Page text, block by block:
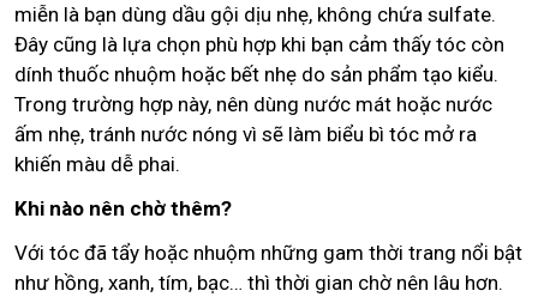
miễn là bạn dùng dầu gội dịu nhẹ, không chứa sulfate.
Đây cũng là lựa chọn phù hợp khi bạn cảm thấy tóc còn
dính thuốc nhuộm hoặc bết nhẹ do sản phẩm tạo kiểu.
Trong trường hợp này, nên dùng nước mát hoặc nước
ấm nhẹ, tránh nước nóng vì sẽ làm biểu bì tóc mở ra
khiến màu dễ phai.
Khi nào nên chờ thêm?
Với tóc đã tẩy hoặc nhuộm những gam thời trang nổi bật
như hồng, xanh, tím, bạc… thì thời gian chờ nên lâu hơn.